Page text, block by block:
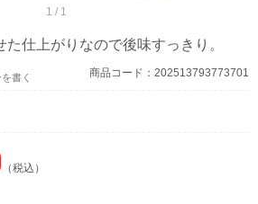
1 / 1
た仕上がりなので後味すっきり。
書く 商品コード：202513793773701
（税込）